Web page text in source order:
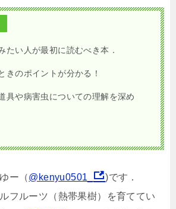
たい人が最初に読むべき本．
きのポイントが分かる！
具や病害虫についての理解を深め
ー（@kenyu0501_
)です．
フルーツ（熱帯果樹）を育ててい